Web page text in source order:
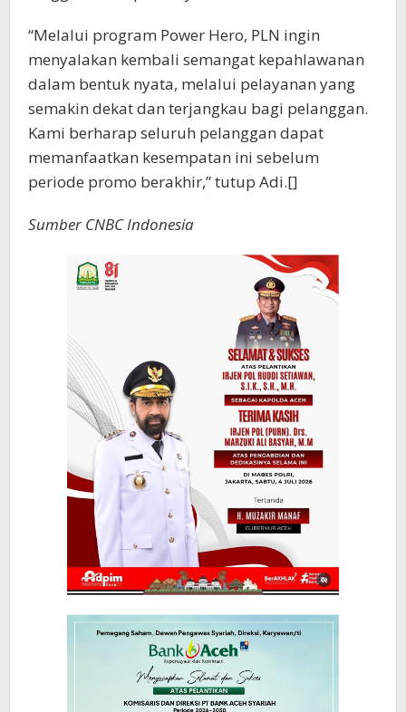
“Melalui program Power Hero, PLN ingin
menyalakan kembali semangat kepahlawanan
dalam bentuk nyata, melalui pelayanan yang
semakin dekat dan terjangkau bagi pelanggan.
Kami berharap seluruh pelanggan dapat
memanfaatkan kesempatan ini sebelum
periode promo berakhir,” tutup Adi.[]
Sumber CNBC Indonesia